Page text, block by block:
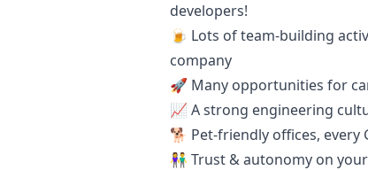
developers!
🍺 Lots of team-building
company
🚀 Many opportunities for
📈 A strong engineering
🐕 Pet-friendly offices,
👫 Trust & autonomy on